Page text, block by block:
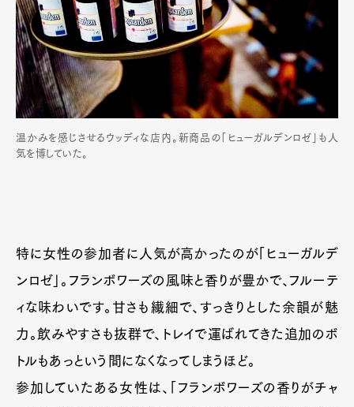
温かみを感じさせるウッディな店内。新商品の「ヒューガルデンロゼ」も人
気を博していた。
特に女性の参加者に人気が高かったのが「ヒューガルデ
ンロゼ」。フランボワーズの風味と香りが豊かで、フルーテ
ィな味わいです。甘さも繊細で、すっきりとした余韻が魅
力。飲みやすさも抜群で、トレイで運ばれてきた追加のボ
トルもあっという間になくなってしまうほど。
参加していたある女性は、「フランボワーズの香りがチャ